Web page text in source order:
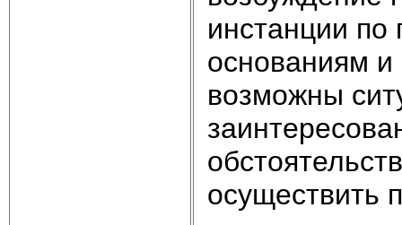
инстанции
основаниям и
возможны
осуществить